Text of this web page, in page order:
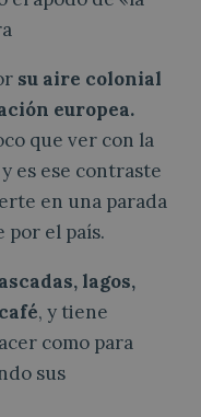
su aire colonial
europea.
que ver con la
es ese contraste
en una parada
por el país.
lagos,
, y tiene
como para
sus